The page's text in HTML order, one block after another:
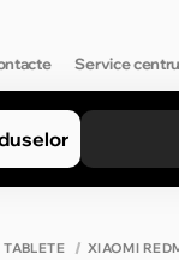
Service centru
XIAOMI